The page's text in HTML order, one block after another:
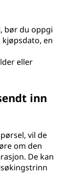
bør du oppgi
en
eller
inn
vil de
om den
De kan